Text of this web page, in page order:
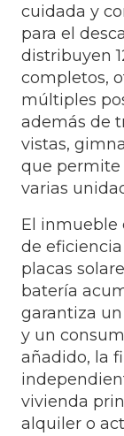
cuidada y
para el
distribuyen
completos,
múltiples
además de
vistas,
que permite
varias
El inmueble
de
placas
batería
garantiza
y un
añadido, la
vivienda
alquiler o